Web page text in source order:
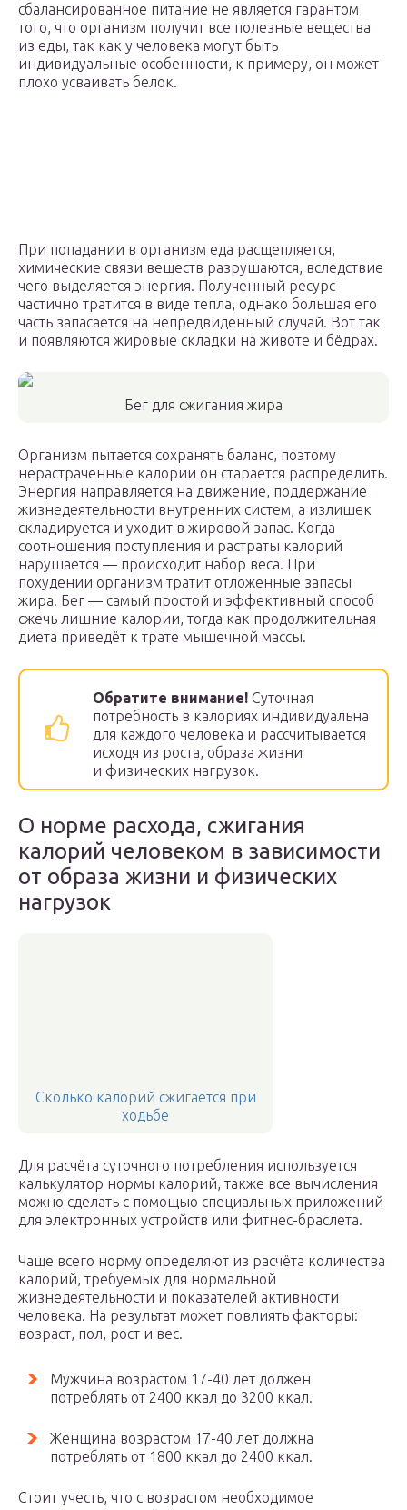
сбалансированное питание не является гарантом
того, что организм получит все полезные вещества
из еды, так как у человека могут быть
индивидуальные особенности, к примеру, он может
плохо усваивать белок.
При попадании в организм еда расщепляется,
химические связи веществ разрушаются, вследствие
чего выделяется энергия. Полученный ресурс
частично тратится в виде тепла, однако большая его
часть запасается на непредвиденный случай. Вот так
и появляются жировые складки на животе и бёдрах.
Бег для сжигания жира
Организм пытается сохранять баланс, поэтому
нерастраченные калории он старается распределить.
Энергия направляется на движение, поддержание
жизнедеятельности внутренних систем, а излишек
складируется и уходит в жировой запас. Когда
соотношения поступления и растраты калорий
нарушается — происходит набор веса. При
похудении организм тратит отложенные запасы
жира. Бег — самый простой и эффективный способ
сжечь лишние калории, тогда как продолжительная
диета приведёт к трате мышечной массы.
Обратите внимание! Суточная
потребность в калориях индивидуальна
для каждого человека и рассчитывается
исходя из роста, образа жизни
и физических нагрузок.
О норме расхода, сжигания
калорий человеком в зависимости
от образа жизни и физических
нагрузок
Сколько калорий сжигается при
ходьбе
Для расчёта суточного потребления используется
калькулятор нормы калорий, также все вычисления
можно сделать с помощью специальных приложений
для электронных устройств или фитнес-браслета.
Чаще всего норму определяют из расчёта количества
калорий, требуемых для нормальной
жизнедеятельности и показателей активности
человека. На результат может повлиять факторы:
возраст, пол, рост и вес.
Мужчина возрастом 17-40 лет должен
потреблять от 2400 ккал до 3200 ккал.
Женщина возрастом 17-40 лет должна
потреблять от 1800 ккал до 2400 ккал.
Стоит учесть, что с возрастом необходимое